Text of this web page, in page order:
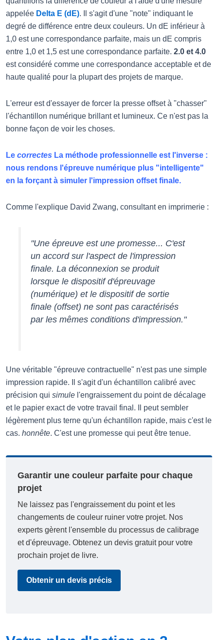
appelée Delta E (dE). Il s'agit d'une "note" indiquant le
degré de différence entre deux couleurs. Un dE inférieur à
1,0 est une correspondance parfaite, mais un dE compris
entre 1,0 et 1,5 est une correspondance parfaite. 2.0 et 4.0
est considéré comme une correspondance acceptable et de
haute qualité pour la plupart des projets de marque.
L'erreur est d'essayer de forcer la presse offset à "chasser"
l'échantillon numérique brillant et lumineux. Ce n'est pas la
bonne façon de voir les choses.
Le correctes La méthode professionnelle est l'inverse :
nous rendons l'épreuve numérique plus "intelligente"
en la forçant à simuler l'impression offset finale.
Comme l'explique David Zwang, consultant en imprimerie :
"Une épreuve est une promesse... C'est
un accord sur l'aspect de l'impression
finale. La déconnexion se produit
lorsque le dispositif d'épreuvage
(numérique) et le dispositif de sortie
finale (offset) ne sont pas caractérisés
par les mêmes conditions d'impression."
Une véritable "épreuve contractuelle" n'est pas une simple
impression rapide. Il s'agit d'un échantillon calibré avec
précision qui simule l'engraissement du point de décalage
et le papier exact de votre travail final. Il peut sembler
légèrement plus terne qu'un échantillon rapide, mais c'est le
cas. honnête. C'est une promesse qui peut être tenue.
Garantir une couleur parfaite pour chaque
projet
Ne laissez pas l'engraissement du point et les
changements de couleur ruiner votre projet. Nos
experts gèrent l'ensemble du processus de calibrage
et d'épreuvage. Obtenez un devis gratuit pour votre
prochain projet de livre.
Obtenir un devis précis